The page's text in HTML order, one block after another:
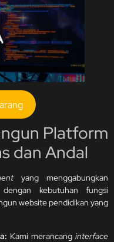
Platform
dan Andal
yang menggabungkan
kebutuhan fungsi
website pendidikan yang
Kami merancang interface